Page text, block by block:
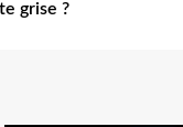
grise ?